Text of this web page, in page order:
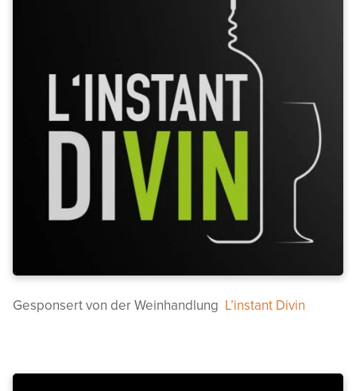
Gesponsert von der Weinhandlung L’instant Divin